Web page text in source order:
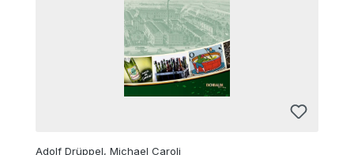
Adolf Drüppel, Michael Caroli